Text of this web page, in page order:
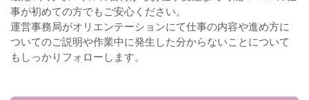
事が初めての方でもご安心ください。
運営事務局がオリエンテーションにて仕事の内容や進め方に
ついてのご説明や作業中に発生した分からないことについて
もしっかりフォローします。